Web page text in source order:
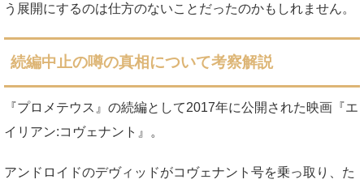
う展開にするのは仕方のないことだったのかもしれません。
続編中止の噂の真相について考察解説
『プロメテウス』の続編として2017年に公開された映画『エ
イリアン:コヴェナント』。
アンドロイドのデヴィッドがコヴェナント号を乗っ取り、た